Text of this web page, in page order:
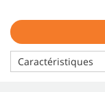
Caractéristiques